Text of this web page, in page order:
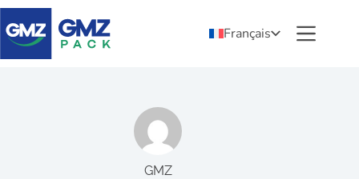
Français
GMZ